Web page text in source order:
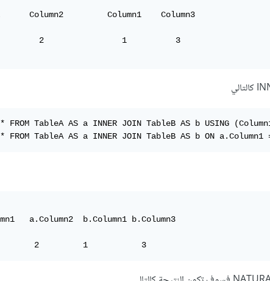
Column2         Column1    Column3
2                1          3
* FROM TableA AS a INNER JOIN TableB AS b USING
* FROM TableA AS a INNER JOIN TableB AS b ON
a.Column2  b.Column1 b.Column3
2         1           3